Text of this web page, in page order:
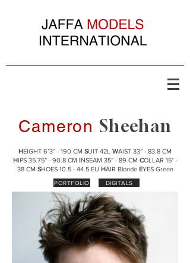
Cameron Sheehan
HEIGHT 6’3” - 190 CM SUIT 42L WAIST 33” - 83.8 CM
HIPS 35.75” - 90.8 CM INSEAM 35” - 89 CM COLLAR 15" -
38 CM SHOES 10.5 - 44.5 EU HAIR Blonde EYES Green
PORTFOLIO DIGITALS